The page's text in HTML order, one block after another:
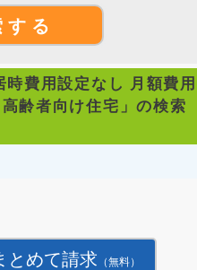
す る
時費用設定なし 月額費用
齢者向け住宅」の検索
とめて請求 （無料）